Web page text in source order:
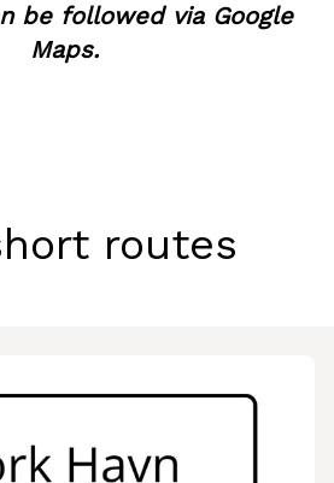
be followed via Google
Maps.
routes